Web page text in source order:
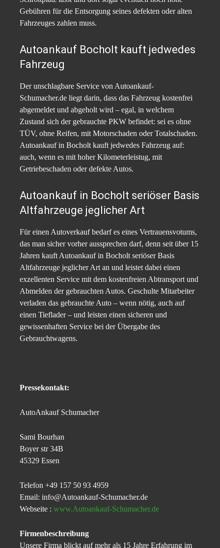
Gebühren für die Entsorgung seines defekten oder alten
Fahrzeuges zahlen muss.
Autoankauf Bocholt kauft jedwedes
Fahrzeug
Der unschlagbare Service von Autoankauf-
Schumacher.de liegt darin, dass das Fahrzeug kostenfrei
abgemeldet und abgeholt wird – egal, in welchem
Zustand sich der gebrauchte PKW befindet: sei es ohne
TÜV, ohne Reifen, mit Motorschaden oder Totalschaden.
Autoankauf in Bocholt kauft jedwedes Fahrzeug auf:
auch, wenn es mit hoher Kilometerleistug, mit
Getriebeschaden oder defekte Autos.
Autoankauf in Bocholt seriöser Basis
Altfahrzeuge jeglicher Art
Für einen Autoverkauf bedarf es eines Vertrauensvotums,
das man sicher vorher aussprechen darf, denn seit über 15
Jahren kauft Autoankauf in Bocholt seriöser Basis
Altfahrzeuge jeglicher Art an und leistet dabei einen
exzellenten Service mit dem kostenfreien Abtransport und
Abmelden der gebrauchten Autos. Geschulte Mitarbeiter
verladen das gebrauchte Auto – wenn nötig, auch auf
einen Tieflader – und leisten einen sicheren und
gewissenhaften Service bei der Übergabe des
Gebrauchtwagens.
Pressekontakt:
AutoAnkauf Schumacher
Sami Bourhan
Boyer str 34B
45329 Essen
Telefon +49 157 50 93 4959
Email: info@Autoankauf-Schumacher.de
Webseite : www.Autoankauf-Schumacher.de
Firmenbeschreibung
Unsere Firma blickt auf mehr als 15 Jahre Erfahrung im